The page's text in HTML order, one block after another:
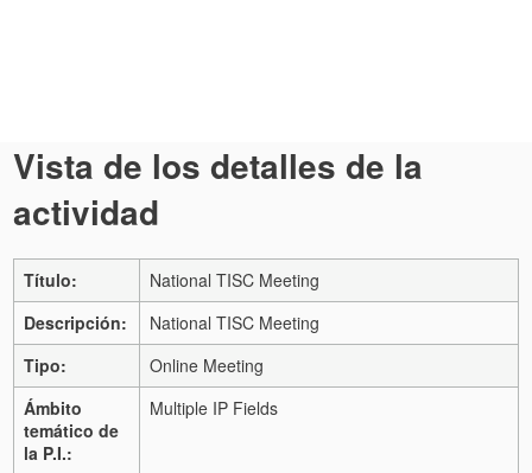
Vista de los detalles de la
actividad
Título:
National TISC Meeting
Descripción:
National TISC Meeting
Tipo:
Online Meeting
Ámbito
temático de
la P.I.:
Multiple IP Fields